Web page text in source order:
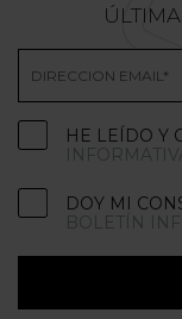
HE LEÍDO Y
DOY MI
BOLETÍN